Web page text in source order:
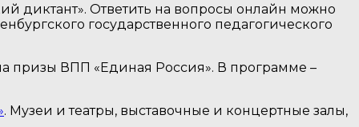
диктант». Ответить на вопросы онлайн можно
государственного педагогического
призы ВПП «Единая Россия». В программе –
. Музеи и театры, выставочные и концертные залы,